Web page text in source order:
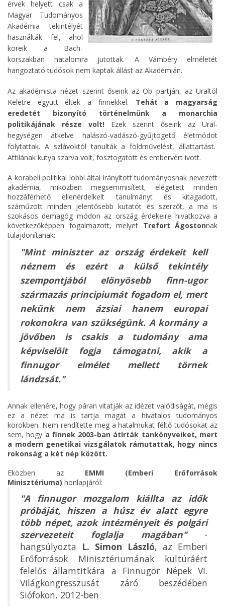
érvek helyett csak a
Magyar Tudományos
Akadémia tekintélyét
használták fel, ahol
köreik a Bach-
korszakban hatalomra jutottak. A Vámbéry elméletét
hangoztató tudósok nem kaptak állást az Akadémián.
Az akadémista nézet szerint őseink az Ob partján, az Uraltól
Keletre együtt éltek a finnekkel. Tehát a magyarság
eredetét bizonyító történelmünk a monarchia
politikájának része volt! Ezek szerint őseink az Ural-
hegységen átkelve halászó-vadászó-gyűjtögető életmódot
folytattak. A szlávoktól tanulták a földművelést, állattartást.
Attilának kutya szarva volt, fosztogatott és embervért ivott.
A korabeli politikai lobbi által irányított tudományosnak nevezett
akadémia, miközben megsemmisített, elégetett minden
hozzáférhető ellenérdelkelt tanulmányt és kitagadott,
száműzött minden jelentősebb kutatót és szerzőt, a ma is
szokásos demagóg módon az ország érdekeire hivatkozva a
következőképpen fogalmazott, melyet Trefort Ágostonnak
tulajdonítanak:
"Mint miniszter az ország érdekeit kell
néznem és ezért a külső tekintély
szempontjából elönyösebb finn-ugor
származás principiumát fogadom el, mert
nekünk nem ázsiai hanem europai
rokonokra van szükségünk. A kormány a
jövőben is csakis a tudomány ama
képviselöit fogja támogatni, akik a
finnugor elmélet mellett törnek
lándzsát."
Annak ellenére, hogy páran vitatják az idézet valódiságát, mégis
ez a nézet ma is tartja magát a hivatalos tudományos
körökben. Nem rendítette meg a hatalmukat féltő tudósokat az
sem, hogy a finnek 2003-ban átírták tankönyveiket, mert
a modern genetikai vizsgálatok rámutattak, hogy nincs
rokonság a két nép között.
Eközben az EMMI (Emberi Erőforrások
Minisztériuma) honlapjáról:
"A finnugor mozgalom kiállta az idők
próbáját, hiszen a húsz év alatt egyre
több népet, azok intézményeit és polgári
szervezeteit foglalja magában"-
hangsúlyozta L. Simon László, az Emberi
Erőforrások Minisztériumának kultúráért
felelős államtitkára a Finnugor Népek VI.
Világkongresszusát záró beszédében
Siófokon, 2012-ben.